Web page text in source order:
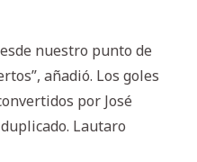
nuestro punto de
añadió. Los goles
por José
Lautaro